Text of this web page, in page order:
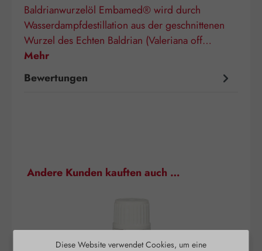
Baldrianwurzelöl Embamed® wird durch
Wasserdampfdestillation aus der geschnittenen
Wurzel des Echten Baldrian (Valeriana off…
Mehr
Bewertungen
Produktgalerie überspringen
Andere Kunden kauften auch …
Diese Website verwendet Cookies, um eine